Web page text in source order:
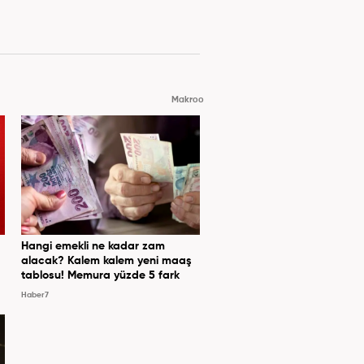
Makroo
Hangi emekli ne kadar zam
alacak? Kalem kalem yeni maaş
tablosu! Memura yüzde 5 fark
Haber7